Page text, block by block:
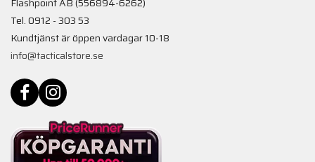
Tel. 0912 - 303 53
Kundtjänst är öppen vardagar 10-18
info@tacticalstore.se